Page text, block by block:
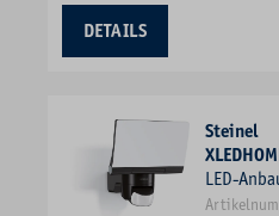
DETAILS
Steinel
LED-
3000K